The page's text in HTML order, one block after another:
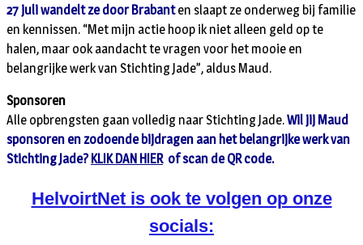
27 juli wandelt ze door Brabanten slaapt ze onderweg bij familie
en kennissen. “Met mijn actie hoop ik niet alleen geld op te
halen, maar ook aandacht te vragen voor het mooie en
belangrijke werk van Stichting Jade”, aldus Maud.
Sponsoren
Alle opbrengsten gaan volledig naar Stichting Jade.Wil jij Maud
sponsoren en zodoende bijdragen aan het belangrijke werk van
Stichting Jade? KLIK DAN HIERof scan de QR code.
HelvoirtNet is ook te volgen op onze
socials: